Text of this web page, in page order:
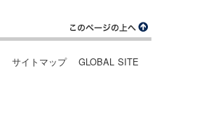
サイトマップ GLOBAL SITE